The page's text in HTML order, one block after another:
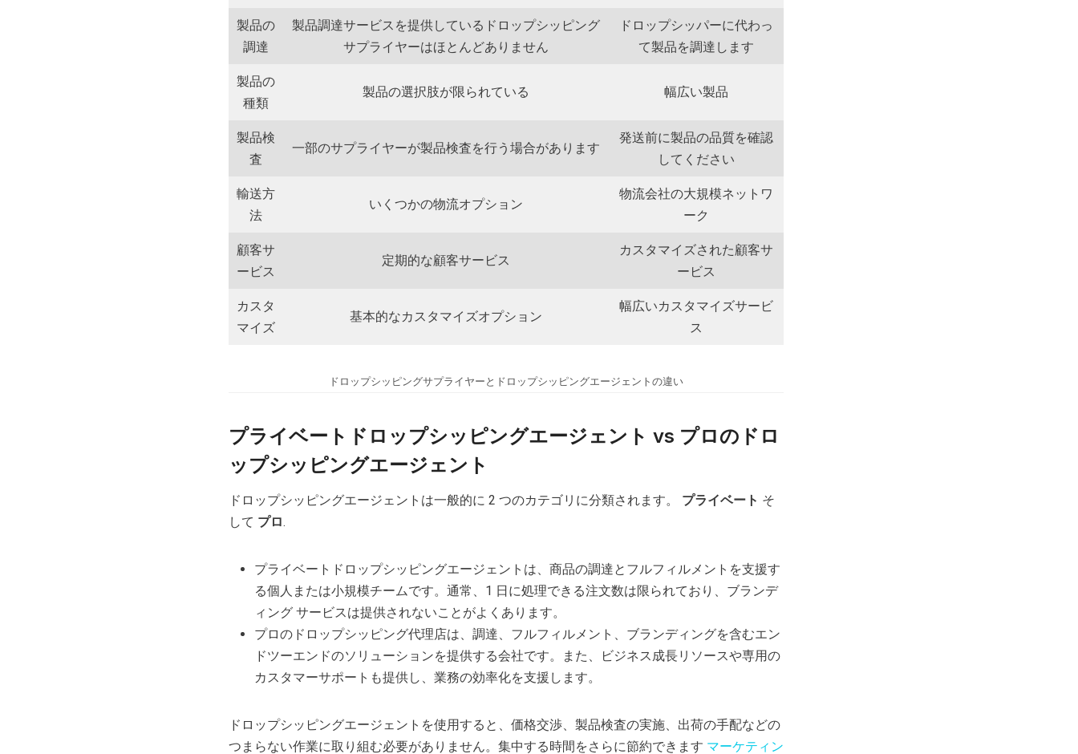
製品の
調達
製品調達サービスを提供しているドロップシッピング
サプライヤーはほとんどありません
ドロップシッパーに代わっ
て製品を調達します
製品の
種類
製品の選択肢が限られている 幅広い製品
製品検
査
一部のサプライヤーが製品検査を行う場合があります
発送前に製品の品質を確認
してください
輸送方
法
いくつかの物流オプション
物流会社の大規模ネットワ
ーク
顧客サ
ービス
定期的な顧客サービス
カスタマイズされた顧客サ
ービス
カスタ
マイズ
基本的なカスタマイズオプション
幅広いカスタマイズサービ
ス
ドロップシッピングサプライヤーとドロップシッピングエージェントの違い
プライベートドロップシッピングエージェント vs プロのドロ
ップシッピングエージェント
ドロップシッピングエージェントは一般的に 2 つのカテゴリに分類されます。 プライベート そ
して プロ.
プライベートドロップシッピングエージェントは、商品の調達とフルフィルメントを支援す
る個人または小規模チームです。通常、1 日に処理できる注文数は限られており、ブランデ
ィング サービスは提供されないことがよくあります。
プロのドロップシッピング代理店は、調達、フルフィルメント、ブランディングを含むエン
ドツーエンドのソリューションを提供する会社です。また、ビジネス成長リソースや専用の
カスタマーサポートも提供し、業務の効率化を支援します。
ドロップシッピングエージェントを使用すると、価格交渉、製品検査の実施、出荷の手配などの
つまらない作業に取り組む必要がありません。集中する時間をさらに節約できます マーケティン